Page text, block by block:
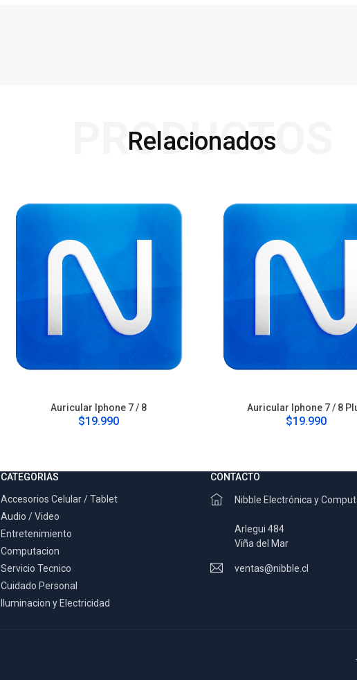
Relacionados
PRODUCTOS
Auricular Iphone 7 / 8
$19.990
Auricular Iphone 7 / 8
$19.990
CATEGORIAS
Accesorios Celular / Tablet
Audio / Video
Entretenimiento
Computacion
Servicio Tecnico
Cuidado Personal
Iluminacion y Electricidad
CONTACTO
Nibble Electrónica y
Arlegui 484
Viña del Mar
ventas@nibble.cl